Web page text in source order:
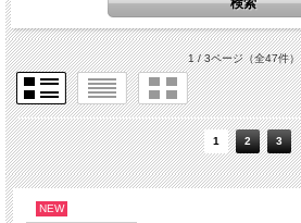
1 / 3ページ（全47件）
1 2 3
NEW